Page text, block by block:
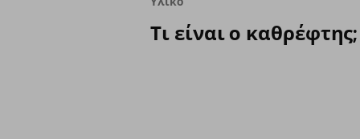
Τι είναι ο καθρέφτης;